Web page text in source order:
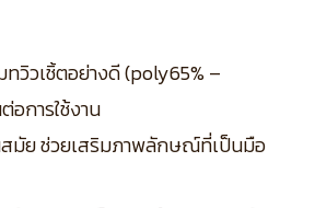
วิวเชิ้ตอย่างดี (poly65% –
อการใช้งาน
มัย ช่วยเสริมภาพลักษณ์ที่เป็นมือ